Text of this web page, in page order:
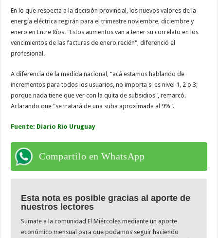
En lo que respecta a la decisión provincial, los nuevos valores de la
energía eléctrica regirán para el trimestre noviembre, diciembre y
enero en Entre Ríos. "Estos aumentos van a tener su correlato en los
vencimientos de las facturas de enero recién", diferenció el
profesional.
A diferencia de la medida nacional, "acá estamos hablando de
incrementos para todos los usuarios, no importa si es nivel 1, 2 o 3;
porque nada tiene que ver con la quita de subsidios", remarcó.
Aclarando que "se tratará de una suba aproximada al 9%".
Fuente: Diario Río Uruguay
Compartilo en WhatsApp
Esta nota es posible gracias al aporte de
nuestros lectores
Sumate a la comunidad El Miércoles mediante un aporte
económico mensual para que podamos seguir haciendo